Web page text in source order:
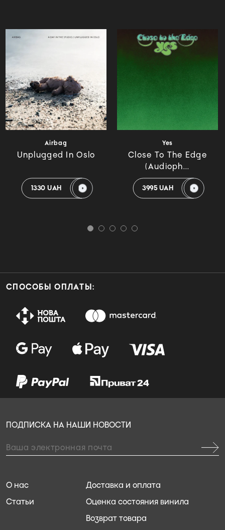
Airbag
Unplugged In Oslo
1330 UAH
Yes
Close To The Edge
(Audioph...
3995 UAH
СПОСОБЫ ОПЛАТЫ:
Доставка и оплата
Оценка состояния винила
Возврат товара
О нас
Статьи
ПОДПИСКА НА НАШИ НОВОСТИ